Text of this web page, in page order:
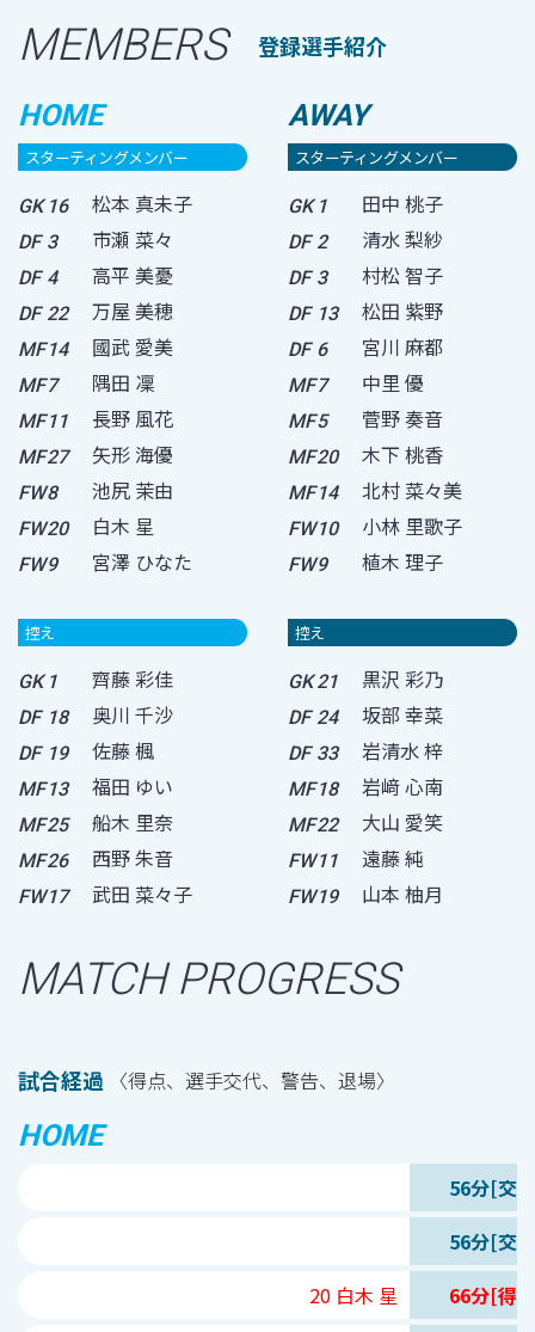
MEMBERS 登録選手紹介
HOME
スターティングメンバー
GK 16 松本 真未子
DF 3 市瀬 菜々
DF 4 高平 美憂
DF 22 万屋 美穂
MF14 國武 愛美
MF7 隅田 凜
MF11 長野 風花
MF27 矢形 海優
FW8 池尻 茉由
FW20 白木 星
FW9 宮澤 ひなた
控え
GK 1 齊藤 彩佳
DF 18 奥川 千沙
DF 19 佐藤 楓
MF13 福田 ゆい
MF25 船木 里奈
MF26 西野 朱音
FW17 武田 菜々子
AWAY
スターティングメンバー
GK1 田中 桃子
DF 2 清水 梨紗
DF 3 村松 智子
DF 13 松田 紫野
DF 6 宮川 麻都
MF7 中里 優
MF5 菅野 奏音
MF20 木下 桃香
MF14 北村 菜々美
FW10 小林 里歌子
FW9 植木 理子
控え
GK21 黒沢 彩乃
DF 24 坂部 幸菜
DF 33 岩清水 梓
MF18 岩﨑 心南
MF22 大山 愛笑
FW11 遠藤 純
FW19 山本 柚月
MATCH PROGRESS
試合経過 〈得点、選手交代、警告、退場〉
HOME
56分[交
56分[交
20 白木 星
66分[得